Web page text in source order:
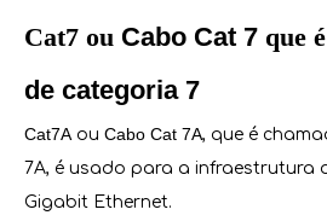
Cat7 ou Cabo Cat 7 que
de categoria 7
Cat7Aou Cabo Cat 7A, que é
7A, é usado para a infraestrutura
Gigabit Ethernet.